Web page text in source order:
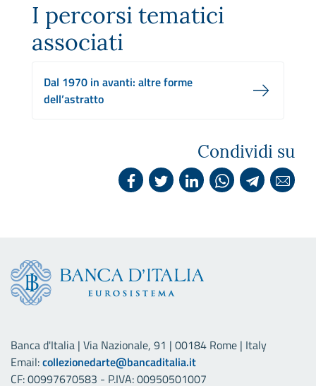
I percorsi tematici
associati
Dal 1970 in avanti: altre forme
dell’astratto
Condividi su
Banca d'Italia | Via Nazionale, 91 | 00184 Rome | Italy
Email:collezionedarte@bancaditalia.it
CF: 00997670583 - P.IVA: 00950501007